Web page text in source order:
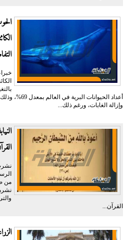
أعداد
وإزالة الغابات، ورغم ذلك...
من
القرآن...